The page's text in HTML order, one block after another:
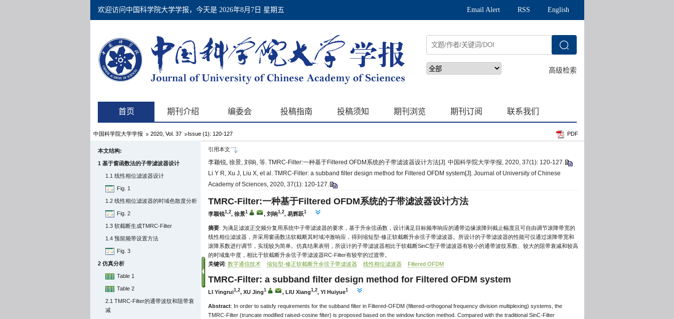
中国科学院大学学报 2020, Vol. 37 Issue (1): 120-127 PDF
本文结构:
1 基于窗函数法的子带滤波器设计
1.1 线性相位滤波器设计
Fig. 1
1.2 线性相位滤波器的时域色散度分析
Fig. 2
1.3 软截断生成TMRC-Filter
1.4 预留频带设置方法
Fig. 3
2 仿真分析
Table 1
Table 2
2.1 TMRC-Filter的通带波纹和阻带衰
减
引用本文
李颖锐, 徐景, 刘响, 等. TMRC-Filter:一种基于Filtered OFDM系统的子带滤波器设计方法[J]. 中国科学院大学学报, 2020, 37(1): 120-127.
Li Y R, Xu J, Liu X, et al. TMRC-Filter: a subband filter design method for Filtered OFDM system[J]. Journal of University of Chinese
Academy of Sciences, 2020, 37(1): 120-127.
TMRC-Filter:一种基于Filtered OFDM系统的子带滤波器设计方法
李颖锐1,2, 徐景1 , 刘响1,2, 易辉跃1
摘要: 为满足滤波正交频分复用系统中子带滤波器的要求，基于升余弦函数，设计满足目标频率响应的通带边缘滚降到截止幅度且可自由调节滚降带宽的
线性相位滤波器，并采用窗函数法软截断其时域冲激响应，得到缩短型-修正软截断升余弦子带滤波器。所设计的子带滤波器的性能可仅通过滚降带宽和
滚降系数进行调节，实现较为简单。仿真结果表明，所设计的子带滤波器相比于软截断SinC型子带滤波器有较小的通带波纹系数、较大的阻带衰减和较高
的时域集中度，相比于软截断升余弦子带滤波器RC-Filter有较窄的过渡带。
关键词 : 数字通信技术 缩短型-修正软截断升余弦子带滤波器 线性相位滤波器 Filtered OFDM
TMRC-Filter: a subband filter design method for Filtered OFDM system
LI Yingrui1,2, XU Jing1 , LIU Xiang1,2, YI Huiyue1
Abstract: In order to satisfy requirements for the subband filter in Filtered-OFDM (filtered-orthogonal frequency division multiplexing) systems, the
TMRC-Filter (truncate modified raised-cosine filter) is proposed based on the window function method. Compared with the traditional SinC-Filter